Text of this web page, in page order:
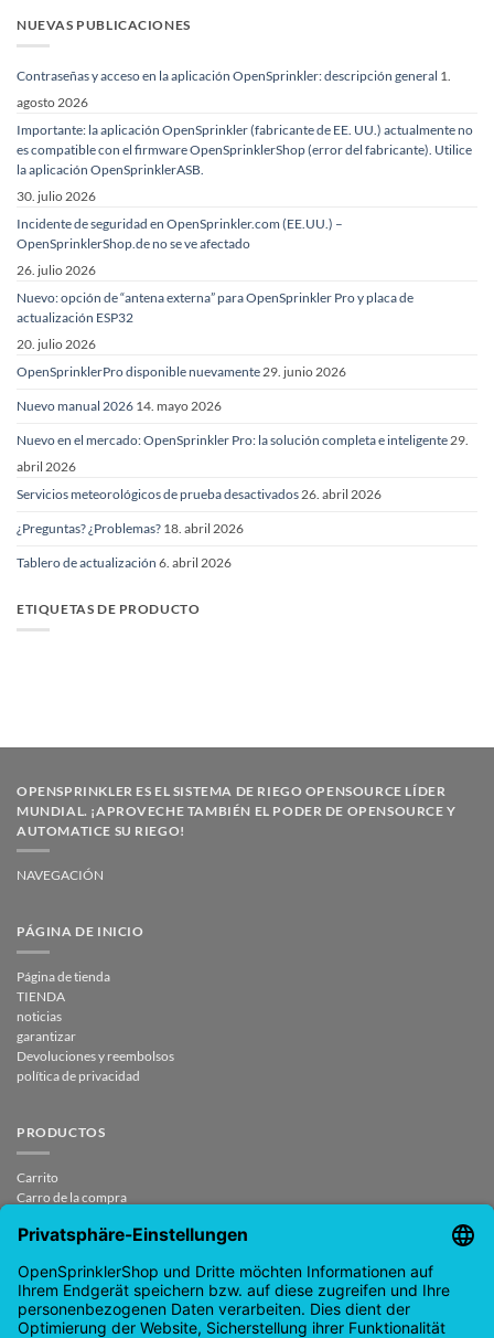
NUEVAS PUBLICACIONES
Contraseñas y acceso en la aplicación OpenSprinkler: descripción general 1.
agosto 2026
Importante: la aplicación OpenSprinkler (fabricante de EE. UU.) actualmente no
es compatible con el firmware OpenSprinklerShop (error del fabricante). Utilice
la aplicación OpenSprinklerASB.
30. julio 2026
Incidente de seguridad en OpenSprinkler.com (EE.UU.) –
OpenSprinklerShop.de no se ve afectado
26. julio 2026
Nuevo: opción de “antena externa” para OpenSprinkler Pro y placa de
actualización ESP32
20. julio 2026
OpenSprinklerPro disponible nuevamente29. junio 2026
Nuevo manual 2026 14. mayo 2026
Nuevo en el mercado: OpenSprinkler Pro: la solución completa e inteligente29.
abril 2026
Servicios meteorológicos de prueba desactivados26. abril 2026
¿Preguntas? ¿Problemas? 18. abril 2026
Tablero de actualización 6. abril 2026
ETIQUETAS DE PRODUCTO
OPENSPRINKLER ES EL SISTEMA DE RIEGO OPENSOURCE LÍDER
MUNDIAL. ¡APROVECHE TAMBIÉN EL PODER DE OPENSOURCE Y
AUTOMATICE SU RIEGO!
NAVEGACIÓN
PÁGINA DE INICIO
Página de tienda
TIENDA
noticias
garantizar
Devoluciones y reembolsos
política de privacidad
PRODUCTOS
Carrito
Carro de la compra
CONTACTO
SUPPORT@OPENSPRINKLERSHOP.DE